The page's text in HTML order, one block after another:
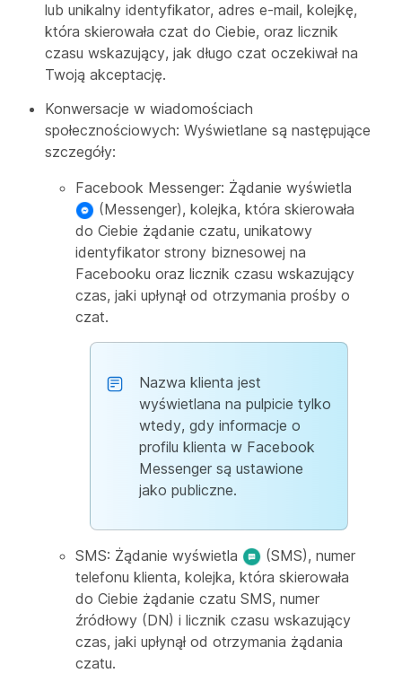
lub unikalny identyfikator, adres e-mail, kolejkę,
która skierowała czat do Ciebie, oraz licznik
czasu wskazujący, jak długo czat oczekiwał na
Twoją akceptację.
Konwersacje w wiadomościach
społecznościowych: Wyświetlane są następujące
szczegóły:
Facebook Messenger: Żądanie wyświetla
(Messenger), kolejka, która skierowała
do Ciebie żądanie czatu, unikatowy
identyfikator strony biznesowej na
Facebooku oraz licznik czasu wskazujący
czas, jaki upłynął od otrzymania prośby o
czat.
Nazwa klienta jest
wyświetlana na pulpicie tylko
wtedy, gdy informacje o
profilu klienta w Facebook
Messenger są ustawione
jako publiczne.
SMS: Żądanie wyświetla
(SMS), numer
telefonu klienta, kolejka, która skierowała
do Ciebie żądanie czatu SMS, numer
źródłowy (DN) i licznik czasu wskazujący
czas, jaki upłynął od otrzymania żądania
czatu.